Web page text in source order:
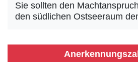
Sie sollten den
den südlichen Ostseeraum